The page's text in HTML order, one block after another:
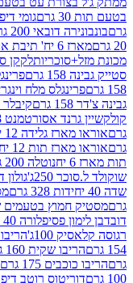
200 גרם
גוסי ג'ל
פלסטיק
לקקן סיסי סטיקס
פרינגלס הכל בייגל 158
מלח וינגרייט 158 גרם
קיבלר קרקר שמינייה
197.8 גרם
12 יח' 331.2 גרם
12 יח' 441.6 גרם
נוטלה 200 גרם
גולון
250ג'
גולון דיאג'סטיב מוזלי
בטעמים שונים 40 יחידות 328 גרם
40 יחידות 328 גרם
הריבו בלוני לבבות 140 גרם
160 גרם דובי צבעוני
175 גרם
ריטר לבן
רוטב דיפ סלסה חריף עדין